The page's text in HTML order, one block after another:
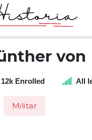
von
12k Enrolled All
Militar